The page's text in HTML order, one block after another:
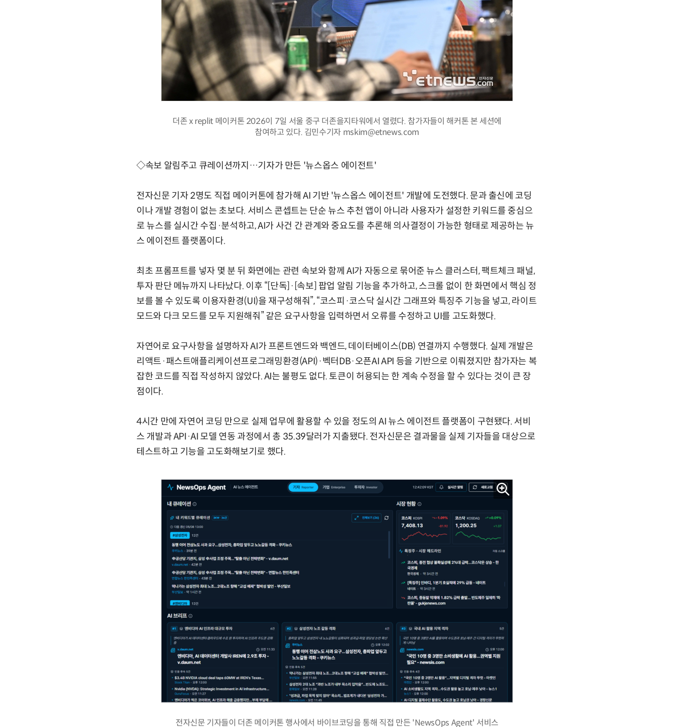
더존 x replit 메이커톤 2026이 7일 서울 중구 더존을지타워에서 열렸다. 참가자들이 해커톤 본 세션에
참여하고 있다. 김민수기자 mskim@etnews.com
◇속보 알림주고 큐레이션까지…기자가 만든 '뉴스옵스 에이전트'
전자신문 기자 2명도 직접 메이커톤에 참가해 AI 기반 '뉴스옵스 에이전트' 개발에 도전했다. 문과 출신에 코딩
이나 개발 경험이 없는 초보다. 서비스 콘셉트는 단순 뉴스 추천 앱이 아니라 사용자가 설정한 키워드를 중심으
로 뉴스를 실시간 수집·분석하고, AI가 사건 간 관계와 중요도를 추론해 의사결정이 가능한 형태로 제공하는 뉴
스 에이전트 플랫폼이다.
최초 프롬프트를 넣자 몇 분 뒤 화면에는 관련 속보와 함께 AI가 자동으로 묶어준 뉴스 클러스터, 팩트체크 패널,
투자 판단 메뉴까지 나타났다. 이후 “[단독]·[속보] 팝업 알림 기능을 추가하고, 스크롤 없이 한 화면에서 핵심 정
보를 볼 수 있도록 이용자환경(UI)을 재구성해줘”, “코스피·코스닥 실시간 그래프와 특징주 기능을 넣고, 라이트
모드와 다크 모드를 모두 지원해줘” 같은 요구사항을 입력하면서 오류를 수정하고 UI를 고도화했다.
자연어로 요구사항을 설명하자 AI가 프론트엔드와 백엔드, 데이터베이스(DB) 연결까지 수행했다. 실제 개발은
리액트·패스트애플리케이션프로그래밍환경(API)·벡터DB·오픈AI API 등을 기반으로 이뤄졌지만 참가자는 복
잡한 코드를 직접 작성하지 않았다. AI는 불평도 없다. 토큰이 허용되는 한 계속 수정을 할 수 있다는 것이 큰 장
점이다.
4시간 만에 자연어 코딩 만으로 실제 업무에 활용할 수 있을 정도의 AI 뉴스 에이전트 플랫폼이 구현됐다. 서비
스 개발과 API·AI 모델 연동 과정에서 총 35.39달러가 지출됐다. 전자신문은 결과물을 실제 기자들을 대상으로
테스트하고 기능을 고도화해보기로 했다.
전자신문 기자들이 더존 메이커톤 행사에서 바이브코딩을 통해 직접 만든 'NewsOps Agent' 서비스